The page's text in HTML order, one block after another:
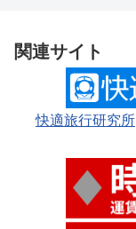
関連サイト
快適旅行研究所